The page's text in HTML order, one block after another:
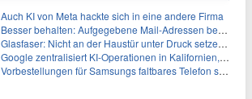
Auch KI von Meta hackte sich in eine andere Firma
Besser behalten: Aufgegebene Mail-Adressen bergen Gefahren
Glasfaser: Nicht an der Haustür unter Druck setzen lassen
Google zentralisiert KI-Operationen in Kalifornien, um Rivale Anthropic und OpenAI zu überholen
Vorbestellungen für Samsungs faltbares Telefon steigen um 30 % in einem wettbewerbsintensiven Markt